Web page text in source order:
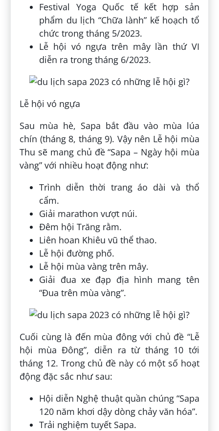
Festival Yoga Quốc tế kết hợp sản
phẩm du lịch “Chữa lành” kế hoạch tổ
chức trong tháng 5/2023.
Lễ hội vó ngựa trên mây lần thứ VI
diễn ra trong tháng 6/2023.
Lễ hội vó ngựa
Sau mùa hè, Sapa bắt đầu vào mùa lúa
chín (tháng 8, tháng 9). Vậy nên Lễ hội mùa
Thu sẽ mang chủ đề “Sapa – Ngày hội mùa
vàng” với nhiều hoạt động như:
Trình diễn thời trang áo dài và thổ
cẩm.
Giải marathon vượt núi.
Đêm hội Trăng rằm.
Liên hoan Khiêu vũ thể thao.
Lễ hội đường phố.
Lễ hội mùa vàng trên mây.
Giải đua xe đạp địa hình mang tên
“Đua trên mùa vàng”.
Cuối cùng là đến mùa đông với chủ đề “Lễ
hội mùa Đông”, diễn ra từ tháng 10 tới
tháng 12. Trong chủ đề này có một số hoạt
động đặc sắc như sau:
Hội diễn Nghệ thuật quần chúng “Sapa
120 năm khơi dậy dòng chảy văn hóa”.
Trải nghiệm tuyết Sapa.